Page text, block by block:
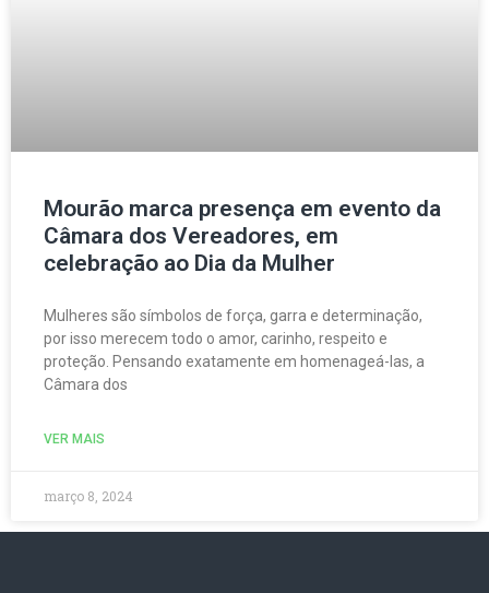
Mourão marca presença em evento da
Câmara dos Vereadores, em
celebração ao Dia da Mulher
Mulheres são símbolos de força, garra e determinação,
por isso merecem todo o amor, carinho, respeito e
proteção. Pensando exatamente em homenageá-las, a
Câmara dos
VER MAIS
março 8, 2024